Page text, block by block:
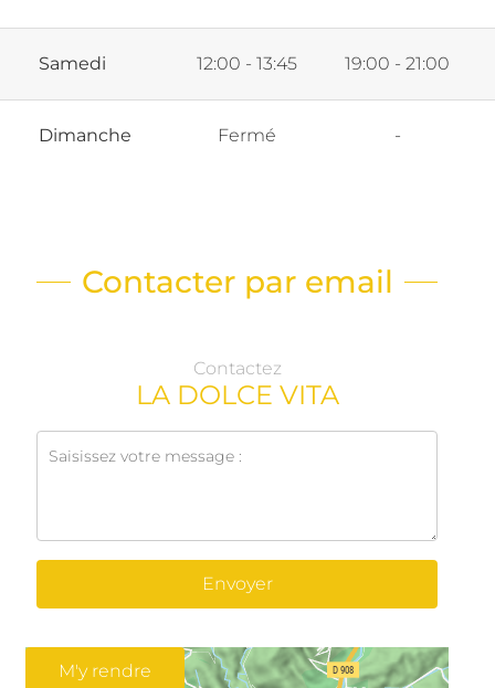
Samedi 12:00 - 13:45 19:00 - 21:00
Dimanche Fermé -
Contacter par email
Contactez
LA DOLCE VITA
Envoyer
M'y rendre